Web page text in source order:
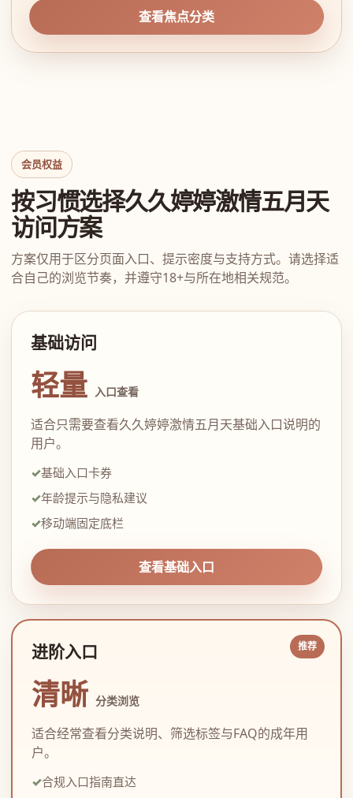
查看焦点分类
会员权益
按习惯选择久久婷婷激情五月天
访问方案
方案仅用于区分页面入口、提示密度与支持方式。请选择适
合自己的浏览节奏，并遵守18+与所在地相关规范。
基础访问
轻量 入口查看
适合只需要查看久久婷婷激情五月天基础入口说明的
用户。
基础入口卡券
年龄提示与隐私建议
移动端固定底栏
查看基础入口
进阶入口
清晰 分类浏览
适合经常查看分类说明、筛选标签与FAQ的成年用
户。
合规入口指南直达